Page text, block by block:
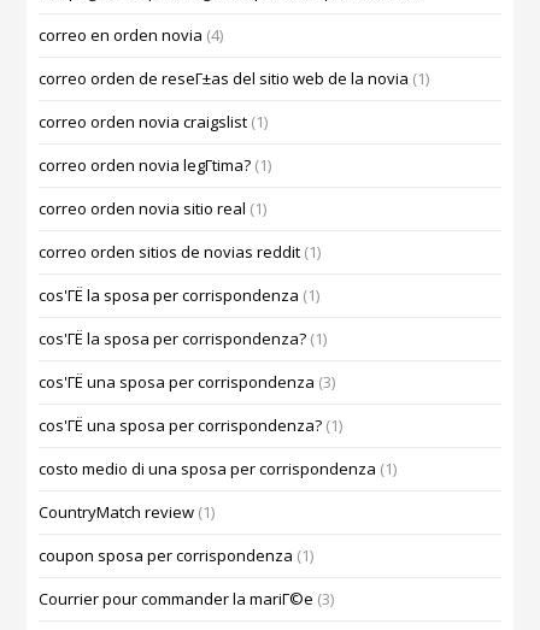
correo en orden novia (4)
correo orden de reseГ±as del sitio web de la novia (1)
correo orden novia craigslist (1)
correo orden novia legГ­tima? (1)
correo orden novia sitio real (1)
correo orden sitios de novias reddit (1)
cos'ГЁ la sposa per corrispondenza (1)
cos'ГЁ la sposa per corrispondenza? (1)
cos'ГЁ una sposa per corrispondenza (3)
cos'ГЁ una sposa per corrispondenza? (1)
costo medio di una sposa per corrispondenza (1)
CountryMatch review (1)
coupon sposa per corrispondenza (1)
Courrier pour commander la mariГ©e (3)